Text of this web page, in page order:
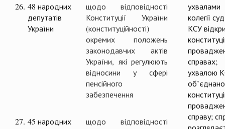
26. 48 народних
депутатів
України
щодо відповідності
Конституції України
(конституційності)
окремих положень
законодавчих актів
України, які регулюють
відносини у сфері
пенсійного
забезпечення
ухвалами
колегії
КСУ
справах;
ухвалою
об’єднано
справу;
27. 45 народних
щодо відповідності